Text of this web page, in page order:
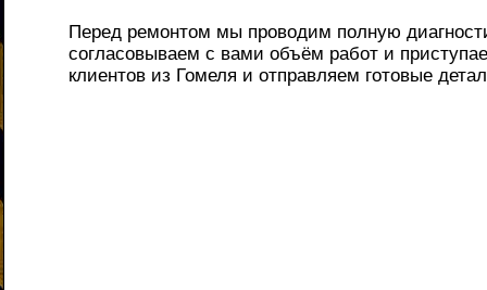
Перед ремонтом мы проводим полную
согласовываем с вами объём работ и
клиентов из Гомеля и отправляем готовые